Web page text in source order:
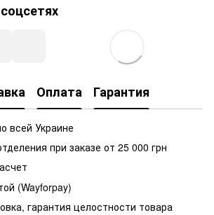
Оплата Гарантия
всей Украине
при заказе от 25 000 грн
(Wayforpay)
гарантия целостности товара